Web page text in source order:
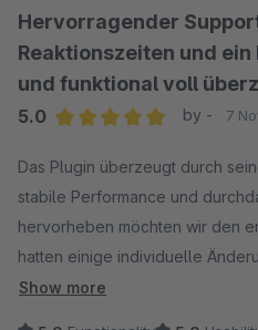
seinesgleichen sucht!
Hervorragender
Reaktionszeiten und
und funktional voll
5.0
by - 7
Das Plugin überzeugt durch
stabile Performance und
hervorheben möchten wir den
hatten einige individuelle
hervorragend umgesetzt worden
Show more